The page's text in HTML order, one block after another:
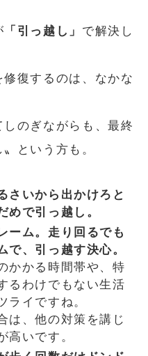
「引っ越し」 で解決し
復するのは、なかな
のぎながらも、最終
という方も。
さいから出かけろと
めで引っ越し。
ーム。走り回るでも
で、引っ越す決心。
かかる時間帯や、特
るわけでもない生活
ライですね。
は、他の対策を講じ
高いです。